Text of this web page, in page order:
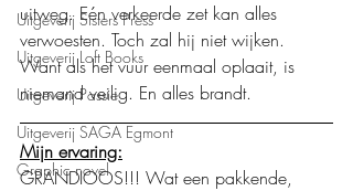
Uitgeverij Sisters Press
Uitgeverij Loft Books
Uitgeverij Passie
Uitgeverij SAGA Egmont
Graphic novel
uitweg. Eén verkeerde zet kan alles
verwoesten. Toch zal hij niet wijken.
Want als het vuur eenmaal oplaait, is
niemand veilig. En alles brandt.
Mijn ervaring:
GRANDIOOS!!! Wat een pakkende,